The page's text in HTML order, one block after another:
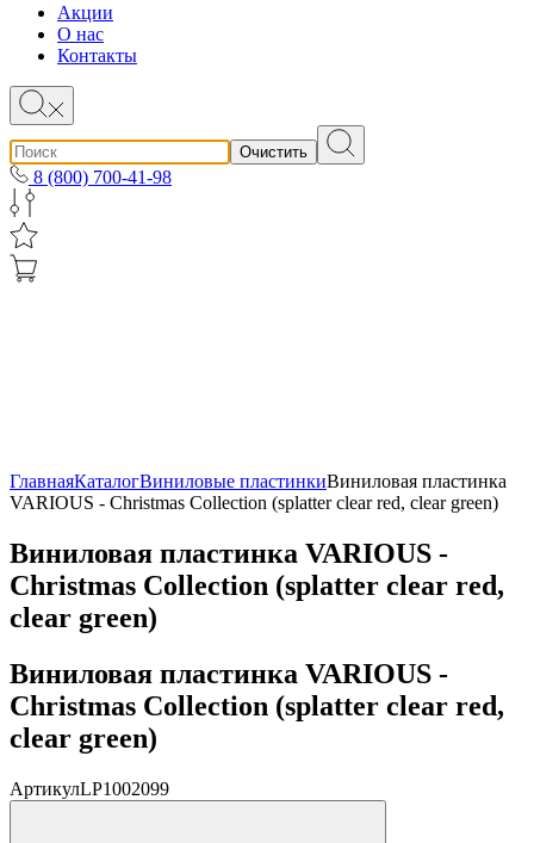
Акции
О нас
Контакты
Очистить
8 (800) 700-41-98
ГлавнаяКаталогВиниловые пластинкиВиниловая пластинка
VARIOUS - Christmas Collection (splatter clear red, clear green)
Виниловая пластинка VARIOUS -
Christmas Collection (splatter clear red,
clear green)
Виниловая пластинка VARIOUS -
Christmas Collection (splatter clear red,
clear green)
АртикулLP1002099